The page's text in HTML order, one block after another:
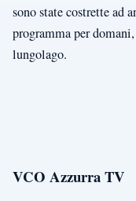
sono state costrette ad
programma per
lungolago.
VCO Azzurra TV